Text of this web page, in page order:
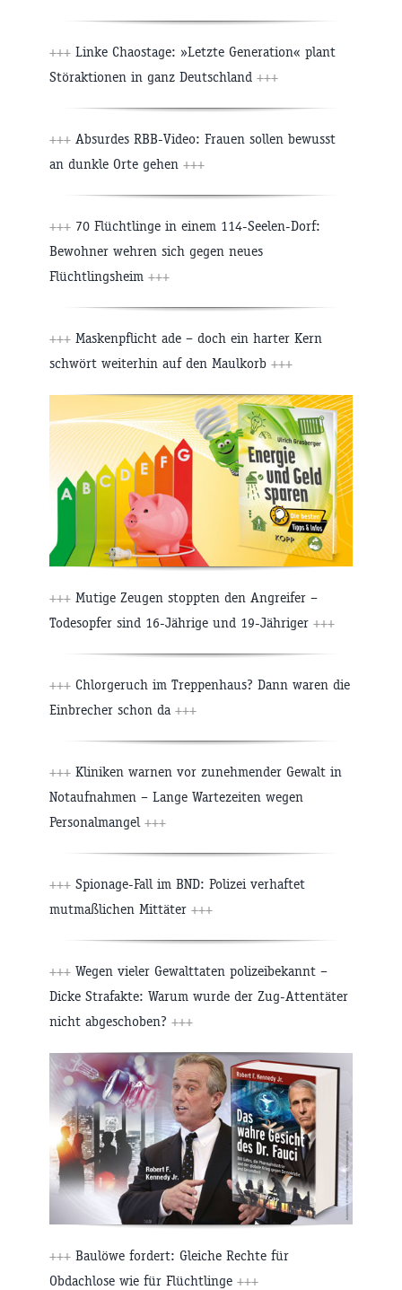
+++ Linke Chaostage: »Letzte Generation« plant
Störaktionen in ganz Deutschland +++
+++ Absurdes RBB-Video: Frauen sollen bewusst
an dunkle Orte gehen +++
+++ 70 Flüchtlinge in einem 114-Seelen-Dorf:
Bewohner wehren sich gegen neues
Flüchtlingsheim +++
+++ Maskenpflicht ade – doch ein harter Kern
schwört weiterhin auf den Maulkorb +++
+++ Mutige Zeugen stoppten den Angreifer –
Todesopfer sind 16-Jährige und 19-Jähriger +++
+++ Chlorgeruch im Treppenhaus? Dann waren die
Einbrecher schon da +++
+++ Kliniken warnen vor zunehmender Gewalt in
Notaufnahmen – Lange Wartezeiten wegen
Personalmangel +++
+++ Spionage-Fall im BND: Polizei verhaftet
mutmaßlichen Mittäter +++
+++ Wegen vieler Gewalttaten polizeibekannt –
Dicke Strafakte: Warum wurde der Zug-Attentäter
nicht abgeschoben? +++
+++ Baulöwe fordert: Gleiche Rechte für
Obdachlose wie für Flüchtlinge +++